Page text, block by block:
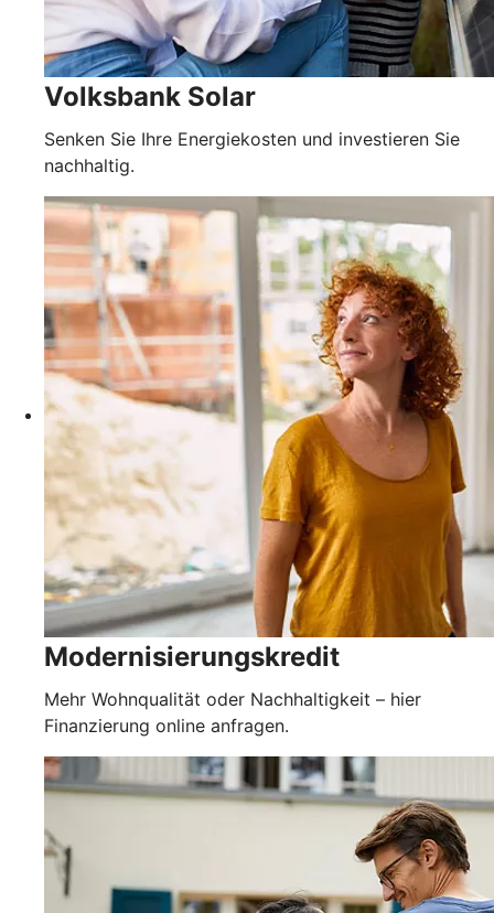
Volksbank Solar
Senken Sie Ihre Energiekosten und investieren Sie
nachhaltig.
Modernisierungskredit
Mehr Wohnqualität oder Nachhaltigkeit – hier
Finanzierung online anfragen.